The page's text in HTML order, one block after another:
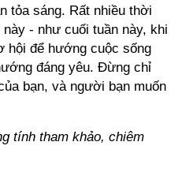
tỏa sáng. Rất nhiều thời
- như cuối tuần này, khi
hội để hướng cuộc sống
đáng yêu. Đừng chỉ
bạn, và người bạn muốn
tính tham khảo, chiêm